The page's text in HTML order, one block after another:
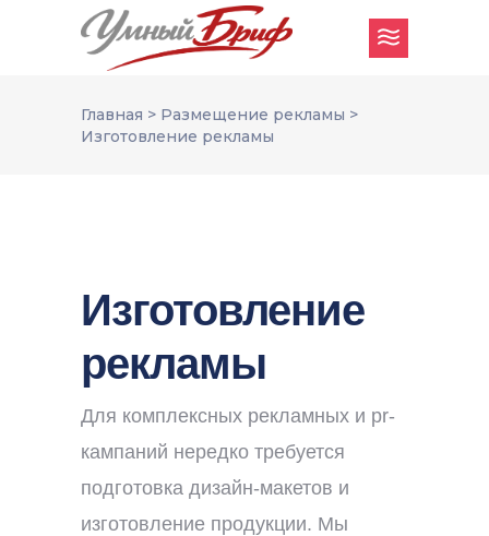
Главная > Размещение рекламы >
Изготовление рекламы
Изготовление
рекламы
Для комплексных рекламных и pr-
кампаний нередко требуется
подготовка дизайн-макетов и
изготовление продукции. Мы